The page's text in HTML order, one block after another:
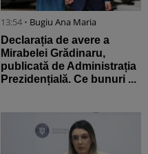
13:54 • Bugiu ⁠Ana Maria
Declarația de avere a
Mirabelei Grădinaru,
publicată de Administrația
Prezidențială. Ce bunuri ...